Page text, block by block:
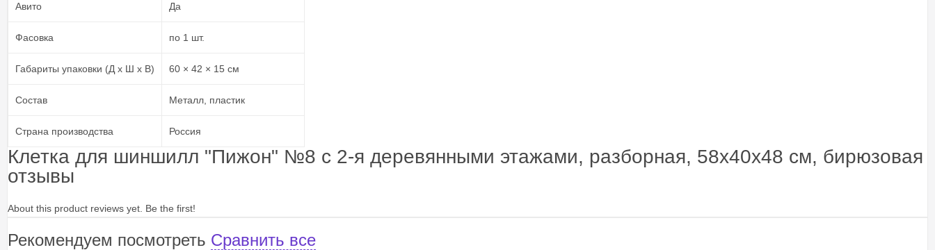
Авито Да
Фасовка по 1 шт.
Габариты упаковки (Д х Ш х В) 60 × 42 × 15 см
Состав Металл, пластик
Страна производства Россия
Клетка для шиншилл "Пижон" №8 с 2-я деревянными этажами, разборная, 58х40х48 см, бирюзовая
отзывы
About this product reviews yet. Be the first!
Рекомендуем посмотреть Сравнить все